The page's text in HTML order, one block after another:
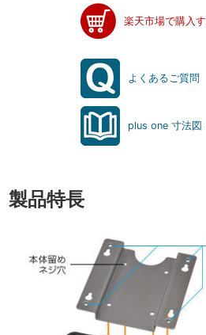
楽天市場で購入
よくあるご質問
plus one 寸法図
製品特長